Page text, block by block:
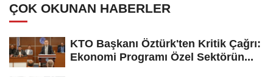
ÇOK OKUNAN HABERLER
KTO Başkanı Öztürk'ten Kritik Çağrı:
Ekonomi Programı Özel Sektörün...